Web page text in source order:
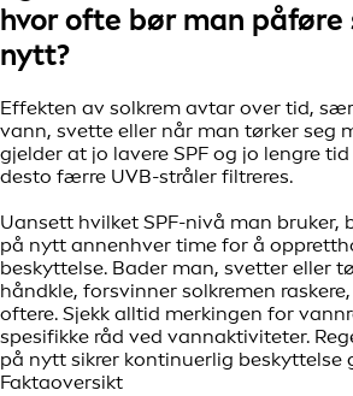
hvor ofte bør man påføre
nytt?
Effekten av solkrem avtar over tid,
vann, svette eller når man tørker seg
gjelder at jo lavere SPF og jo lengre
desto færre UVB-stråler filtreres.
Uansett hvilket SPF-nivå man bruker,
på nytt annenhver time for å
beskyttelse. Bader man, svetter eller
håndkle, forsvinner solkremen
oftere. Sjekk alltid merkingen for
spesifikke råd ved vannaktiviteter.
på nytt sikrer kontinuerlig beskyttelse
Faktaoversikt